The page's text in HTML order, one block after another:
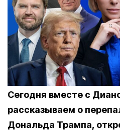
Сегодня вместе с
рассказываем о
Дональда Трампа,